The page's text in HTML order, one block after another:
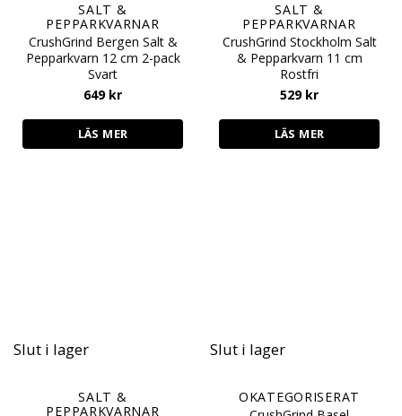
SALT &
PEPPARKVARNAR
CrushGrind Bergen Salt &
Pepparkvarn 12 cm 2-pack
Svart
649 kr
LÄS MER
SALT &
PEPPARKVARNAR
CrushGrind Stockholm Salt
& Pepparkvarn 11 cm
Rostfri
529 kr
LÄS MER
Slut i lager
SALT &
PEPPARKVARNAR
Slut i lager
OKATEGORISERAT